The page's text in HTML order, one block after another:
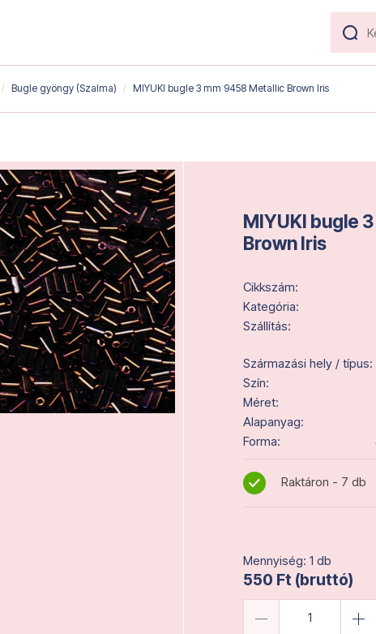
Bugle gyöngy (Szalma) MIYUKI bugle 3 mm 9458 Metallic Brown Iris
MIYUKI bugle
Brown Iris
Cikkszám:
Kategória:
Szállítás:
Származási hely / típus:
Szín:
Méret:
Alapanyag:
Forma:
Raktáron - 7 db
Mennyiség: 1 db
550 Ft (bruttó)